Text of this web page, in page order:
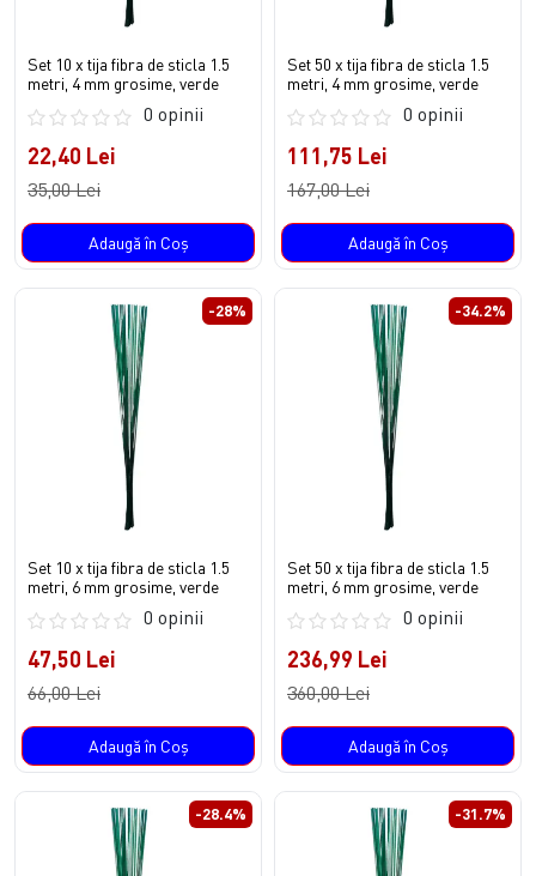
Set 10 x tija fibra de sticla 1.5
metri, 4 mm grosime, verde
0 opinii
22,40 Lei
35,00 Lei
Adaugă în Coş
Set 50 x tija fibra de sticla 1.5
metri, 4 mm grosime, verde
0 opinii
111,75 Lei
167,00 Lei
Adaugă în Coş
-28%
Set 10 x tija fibra de sticla 1.5
metri, 6 mm grosime, verde
0 opinii
47,50 Lei
66,00 Lei
Adaugă în Coş
-34.2%
Set 50 x tija fibra de sticla 1.5
metri, 6 mm grosime, verde
0 opinii
236,99 Lei
360,00 Lei
Adaugă în Coş
-28.4% -31.7%